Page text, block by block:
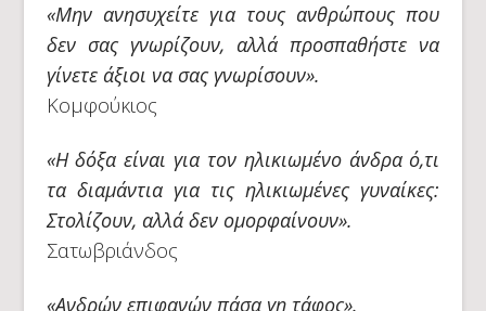
«Μην ανησυχείτε για τους ανθρώπους που
δεν σας γνωρίζουν, αλλά προσπαθήστε να
γίνετε άξιοι να σας γνωρίσουν».
Κομφούκιος
«Η δόξα είναι για τον ηλικιωμένο άνδρα ό,τι
τα διαμάντια για τις ηλικιωμένες γυναίκες:
Στολίζουν, αλλά δεν ομορφαίνουν».
Σατωβριάνδος
«Aνδρών επιφανών πάσα γη τάφος».